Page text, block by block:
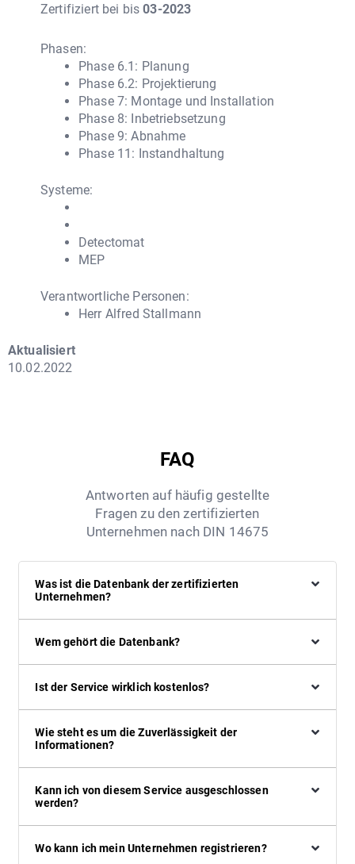
Zertifiziert bei bis03-2023
Phasen:
Phase 6.1: Planung
Phase 6.2: Projektierung
Phase 7: Montage und Installation
Phase 8: Inbetriebsetzung
Phase 9: Abnahme
Phase 11: Instandhaltung
Systeme:
Detectomat
MEP
Verantwortliche Personen:
Herr Alfred Stallmann
Aktualisiert
10.02.2022
FAQ
Antworten auf häufig gestellte
Fragen zu den zertifizierten
Unternehmen nach DIN 14675
Was ist die Datenbank der zertifizierten
Unternehmen?
Wem gehört die Datenbank?
Ist der Service wirklich kostenlos?
Wie steht es um die Zuverlässigkeit der
Informationen?
Kann ich von diesem Service ausgeschlossen
werden?
Wo kann ich mein Unternehmen registrieren?